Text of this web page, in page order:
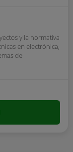
y la normativa
en electrónica,
de